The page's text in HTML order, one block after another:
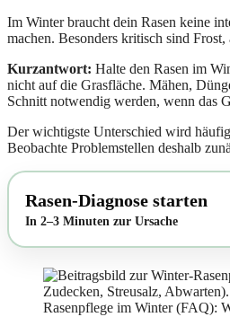
Im Winter braucht dein Rasen keine
machen. Besonders kritisch sind
Kurzantwort: Halte den Rasen im
nicht auf die Grasfläche. Mähen,
Schnitt notwendig werden, wenn das
Der wichtigste Unterschied wird
Beobachte Problemstellen deshalb
Rasen-Diagnose starten
In 2–3 Minuten zur Ursache
Rasenpflege im Winter (FAQ):